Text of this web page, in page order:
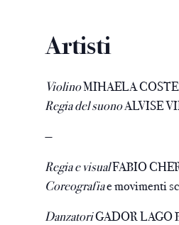
Artisti
ViolinoMIHAELA
Regia del suonoALVISE
—
Regia e visualFABIO
Coreografiae movimenti
DanzatoriGADOR LAGO